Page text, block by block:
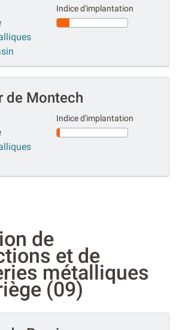
Indice d'implantation
de Montech
Indice d'implantation
de
et de
métalliques
(09)